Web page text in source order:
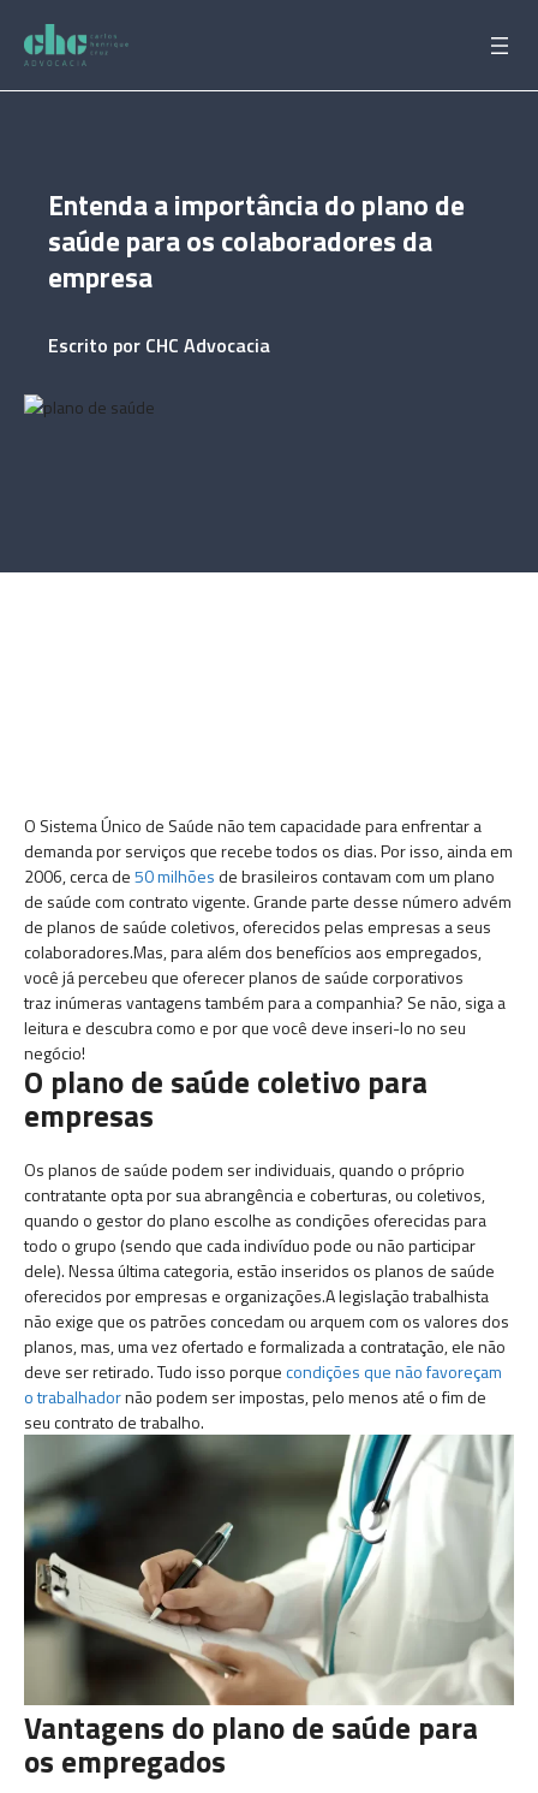
para
conteúdo
Entenda a importância do plano de
saúde para os colaboradores da
empresa
Escrito por CHC Advocacia
O Sistema Único de Saúde não tem capacidade para enfrentar a
demanda por serviços que recebe todos os dias.Por isso, ainda em
2006, cerca de50 milhõesde brasileiros contavam com um plano
de saúde com contrato vigente. Grande parte desse número advém
de planos de saúde coletivos, oferecidos pelas empresas a seus
colaboradores.Mas, para além dos benefícios aos empregados,
você já percebeu que oferecer planos de saúde corporativos
traz inúmeras vantagens também para a companhia? Se não, siga a
leitura e descubra como e por que você deve inseri-lo no seu
negócio!
O plano de saúde coletivo para
empresas
Os planos de saúde podem ser individuais, quando o próprio
contratante opta por sua abrangência e coberturas, ou coletivos,
quando o gestor do plano escolhe as condições oferecidas para
todo o grupo (sendo que cada indivíduo pode ou não participar
dele). Nessa última categoria, estão inseridos os planos de saúde
oferecidos por empresas e organizações.A legislação trabalhista
não exige que os patrões concedam ou arquem com os valores dos
planos, mas, uma vez ofertado e formalizada a contratação, ele não
deve ser retirado. Tudo isso porquecondições que não favoreçam
o trabalhadornão podem ser impostas, pelo menos até o fim de
seu contrato de trabalho.
Vantagens do plano de saúde para
os empregados